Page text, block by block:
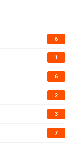
6
1
6
2
3
7